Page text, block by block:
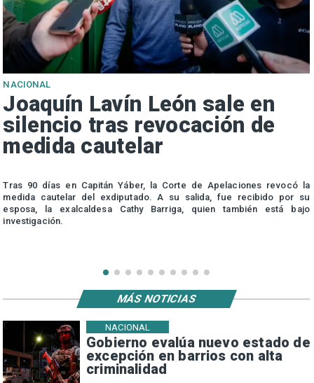
NACIONAL
Joaquín Lavín León sale en
silencio tras revocación de
medida cautelar
Tras 90 días en Capitán Yáber, la Corte de Apelaciones revocó la
medida cautelar del exdiputado. A su salida, fue recibido por su
esposa, la exalcaldesa Cathy Barriga, quien también está bajo
investigación.
Gobierno evalúa nuevo estado de
excepción en barrios con alta
criminalidad
NACIONAL
MÁS NOTICIAS